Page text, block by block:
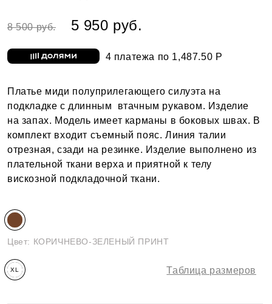
8 500 руб. 5 950 руб.
4 платежа по 1,487.50 Р
Платье миди полуприлегающего силуэта на
подкладке с длинным втачным рукавом. Изделие
на запах. Модель имеет карманы в боковых швах. В
комплект входит съемный пояс. Линия талии
отрезная, сзади на резинке. Изделие выполнено из
плательной ткани верха и приятной к телу
вискозной подкладочной ткани.
Цвет: КОРИЧНЕВО-ЗЕЛЕНЫЙ ПРИНТ
XL Таблица размеров